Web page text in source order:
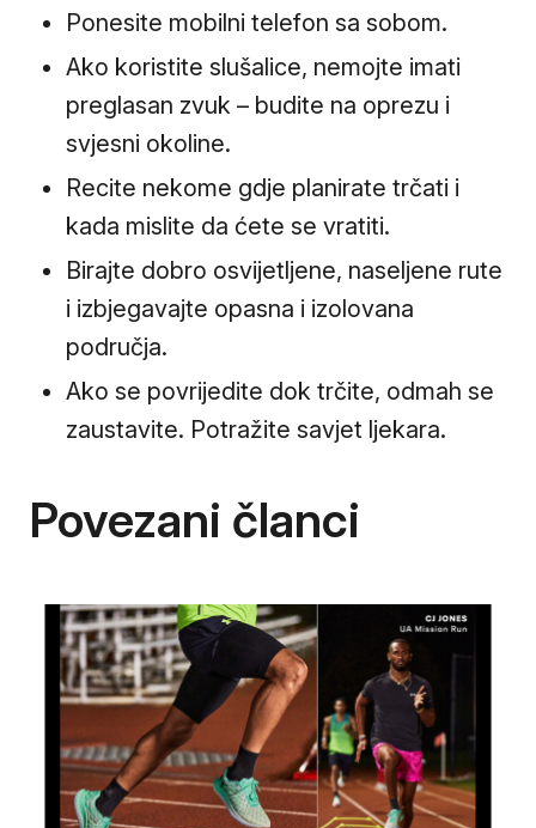
Ponesite mobilni telefon sa sobom.
Ako koristite slušalice, nemojte imati
preglasan zvuk – budite na oprezu i
svjesni okoline.
Recite nekome gdje planirate trčati i
kada mislite da ćete se vratiti.
Birajte dobro osvijetljene, naseljene rute
i izbjegavajte opasna i izolovana
područja.
Ako se povrijedite dok trčite, odmah se
zaustavite. Potražite savjet ljekara.
Povezani članci